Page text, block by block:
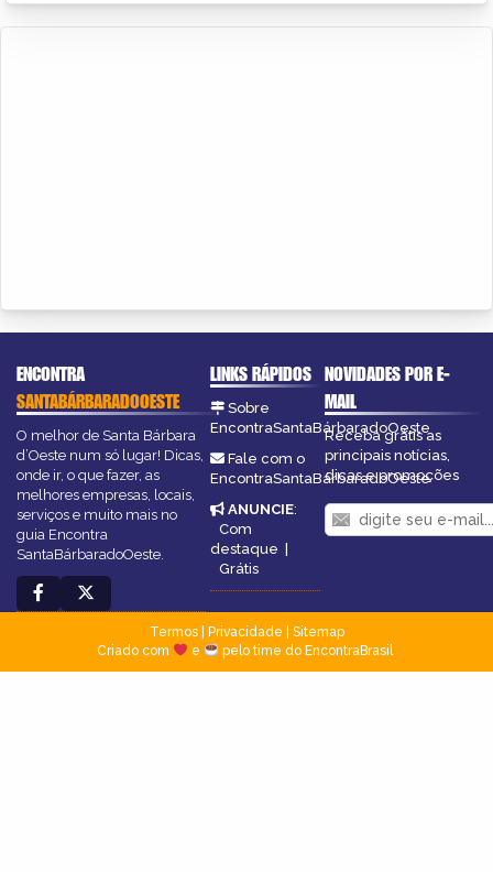
ENCONTRA
SANTABÁRBARADOOESTE
O melhor de Santa Bárbara
d’Oeste num só lugar! Dicas,
onde ir, o que fazer, as
melhores empresas, locais,
serviços e muito mais no
guia Encontra
SantaBárbaradoOeste.
LINKS RÁPIDOS
Sobre
EncontraSantaBárbaradoOeste
Fale com o
EncontraSantaBárbaradoOeste
ANUNCIE:
Com
destaque |
Grátis
NOVIDADES POR E-
MAIL
Receba grátis as
principais notícias,
dicas e promoções
Termos| Privacidade
Sitemap
Criado com
e pelo time do EncontraBrasil